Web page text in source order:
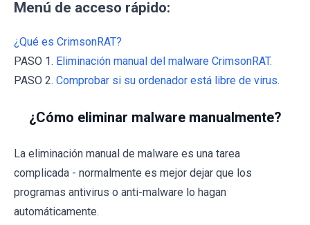
Menú de acceso rápido:
¿Qué es CrimsonRAT?
PASO 1. Eliminación manual del malware CrimsonRAT.
PASO 2. Comprobar si su ordenador está libre de virus.
¿Cómo eliminar malware manualmente?
La eliminación manual de malware es una tarea
complicada - normalmente es mejor dejar que los
programas antivirus o anti-malware lo hagan
automáticamente.